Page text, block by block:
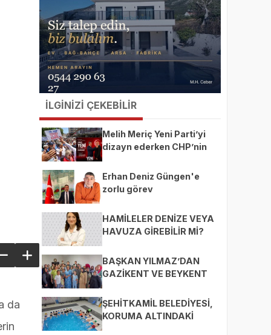
da
İLGİNİZİ ÇEKEBİLİR
Melih Meriç Yeni Parti’yi
dizayn ederken CHP’nin
Erhan Deniz Güngen'e
zorlu görev
HAMİLELER DENİZE VEYA
HAVUZA GİREBİLİR Mİ?
BAŞKAN YILMAZ’DAN
GAZİKENT VE BEYKENT
ŞEHİTKAMİL BELEDİYESİ,
KORUMA ALTINDAKİ